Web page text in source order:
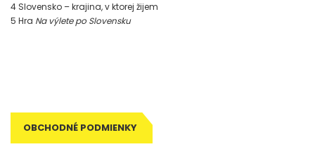
4 Slovensko – krajina, v ktorej žijem
5 Hra Na výlete po Slovensku
OBCHODNÉ PODMIENKY